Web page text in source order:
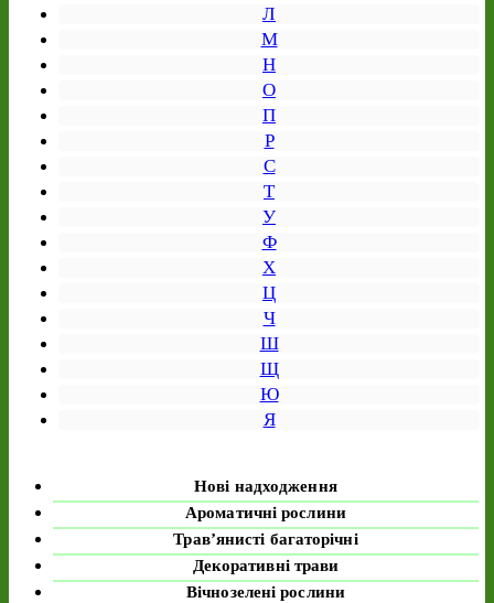
Л
М
Н
О
П
Р
С
Т
У
Ф
Х
Ц
Ч
Ш
Щ
Ю
Я
Нові надходження
Ароматичні рослини
Трав’янисті багаторічні
Декоративні трави
Вічнозелені рослини